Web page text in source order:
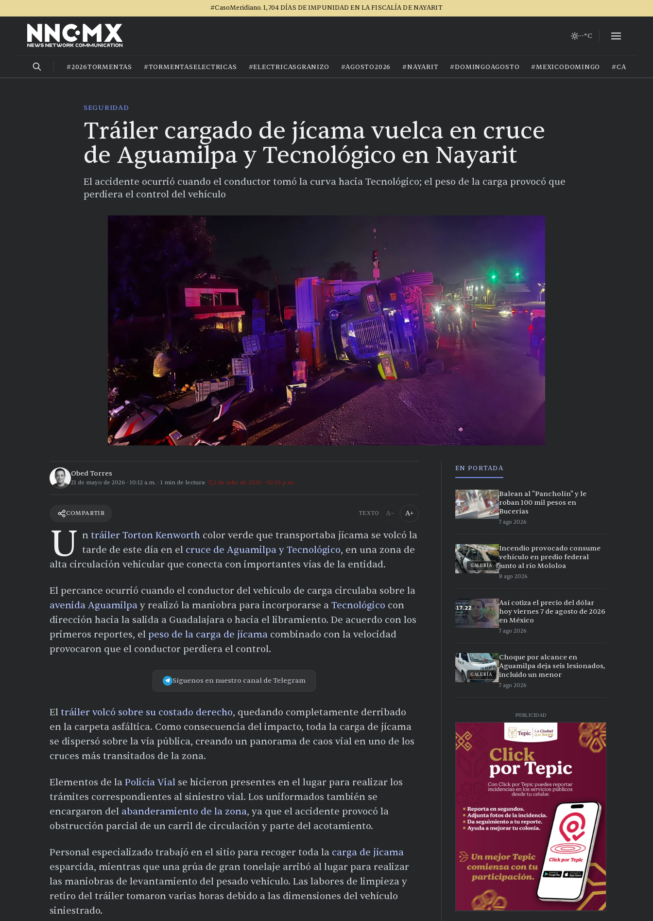
#CasoMeridiano. 1,704 DÍAS DE IMPUNIDAD EN LA FISCALÍA DE NAYARIT
--°C
#2026TORMENTAS #TORMENTASELECTRICAS #ELECTRICASGRANIZO #AGOSTO2026 #NAYARIT #DOMINGOAGOSTO #MEXICODOMINGO
SEGURIDAD
Tráiler cargado de jícama vuelca en cruce
de Aguamilpa y Tecnológico en Nayarit
El accidente ocurrió cuando el conductor tomó la curva hacia Tecnológico; el peso de la carga provocó que
perdiera el control del vehículo
Obed Torres
21 de mayo de 2026 · 10:12 a.m. · 1 min de lectura 2 de julio de 2026 · 02:10 p.m.
COMPARTIR TEXTO A− A+
U n tráiler Torton Kenworth color verde que transportaba jícama se volcó la
tarde de este día en el cruce de Aguamilpa y Tecnológico, en una zona de
alta circulación vehicular que conecta con importantes vías de la entidad.
El percance ocurrió cuando el conductor del vehículo de carga circulaba sobre la
avenida Aguamilpa y realizó la maniobra para incorporarse a Tecnológico con
dirección hacia la salida a Guadalajara o hacia el libramiento. De acuerdo con los
primeros reportes, el peso de la carga de jícama combinado con la velocidad
provocaron que el conductor perdiera el control.
Síguenos en nuestro canal de Telegram
El tráiler volcó sobre su costado derecho, quedando completamente derribado
en la carpeta asfáltica. Como consecuencia del impacto, toda la carga de jícama
se dispersó sobre la vía pública, creando un panorama de caos vial en uno de los
cruces más transitados de la zona.
Elementos de la Policía Vial se hicieron presentes en el lugar para realizar los
trámites correspondientes al siniestro vial. Los uniformados también se
encargaron del abanderamiento de la zona, ya que el accidente provocó la
obstrucción parcial de un carril de circulación y parte del acotamiento.
Personal especializado trabajó en el sitio para recoger toda la carga de jícama
esparcida, mientras que una grúa de gran tonelaje arribó al lugar para realizar
las maniobras de levantamiento del pesado vehículo. Las labores de limpieza y
retiro del tráiler tomaron varias horas debido a las dimensiones del vehículo
siniestrado.
EN PORTADA
Balean al "Pancholín" y le
roban 100 mil pesos en
Bucerías
7 ago 2026
GALERÍA
Incendio provocado consume
vehículo en predio federal
junto al río Mololoa
8 ago 2026
Así cotiza el precio del dólar
hoy viernes 7 de agosto de 2026
en México
7 ago 2026
GALERÍA
Choque por alcance en
Aguamilpa deja seis lesionados,
incluido un menor
7 ago 2026
PUBLICIDAD